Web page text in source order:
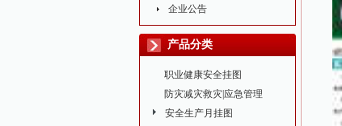
企业公告
产品分类
职业健康安全挂图
防灾减灾救灾|应急管理
安全生产月挂图